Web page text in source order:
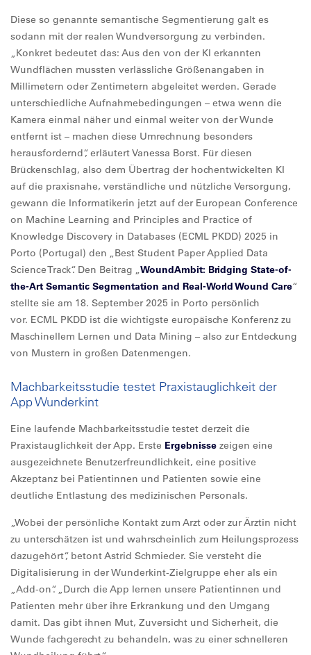
Diese so genannte semantische Segmentierung galt es
sodann mit der realen Wundversorgung zu verbinden.
„Konkret bedeutet das: Aus den von der KI erkannten
Wundflächen mussten verlässliche Größenangaben in
Millimetern oder Zentimetern abgeleitet werden. Gerade
unterschiedliche Aufnahmebedingungen – etwa wenn die
Kamera einmal näher und einmal weiter von der Wunde
entfernt ist – machen diese Umrechnung besonders
herausfordernd“, erläutert Vanessa Borst. Für diesen
Brückenschlag, also dem Übertrag der hochentwickelten KI
auf die praxisnahe, verständliche und nützliche Versorgung,
gewann die Informatikerin jetzt auf der European Conference
on Machine Learning and Principles and Practice of
Knowledge Discovery in Databases (ECML PKDD) 2025 in
Porto (Portugal) den „Best Student Paper Applied Data
Science Track“. Den Beitrag „WoundAmbit: Bridging State-of-
the-Art Semantic Segmentation and Real-World Wound Care“
stellte sie am 18. September 2025 in Porto persönlich
vor. ECML PKDD ist die wichtigste europäische Konferenz zu
Maschinellem Lernen und Data Mining – also zur Entdeckung
von Mustern in großen Datenmengen.
Machbarkeitsstudie testet Praxistauglichkeit der
App Wunderkint
Eine laufende Machbarkeitsstudie testet derzeit die
Praxistauglichkeit der App. Erste Ergebnisse zeigen eine
ausgezeichnete Benutzerfreundlichkeit, eine positive
Akzeptanz bei Patientinnen und Patienten sowie eine
deutliche Entlastung des medizinischen Personals.
„Wobei der persönliche Kontakt zum Arzt oder zur Ärztin nicht
zu unterschätzen ist und wahrscheinlich zum Heilungsprozess
dazugehört“, betont Astrid Schmieder. Sie versteht die
Digitalisierung in der Wunderkint-Zielgruppe eher als ein
„Add-on“. „Durch die App lernen unsere Patientinnen und
Patienten mehr über ihre Erkrankung und den Umgang
damit. Das gibt ihnen Mut, Zuversicht und Sicherheit, die
Wunde fachgerecht zu behandeln, was zu einer schnelleren